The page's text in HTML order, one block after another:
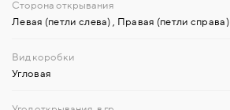
Левая (петли слева) Правая (петли справа)
Угловая